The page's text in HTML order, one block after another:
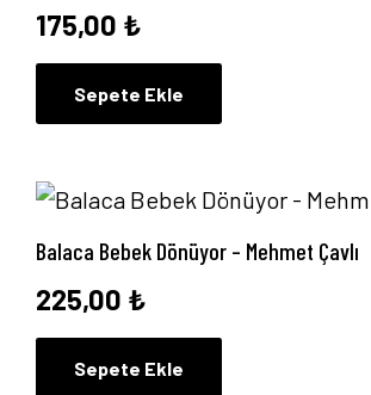
175,00 ₺
Sepete Ekle
Balaca Bebek Dönüyor – Mehmet Çavlı
225,00 ₺
Sepete Ekle